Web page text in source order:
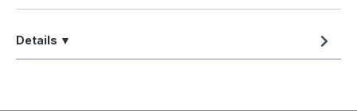
Details ▼